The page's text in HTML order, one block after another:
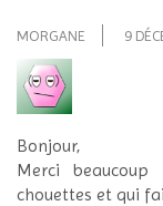
MORGANE 9
Bonjour,
Merci
chouettes et qui